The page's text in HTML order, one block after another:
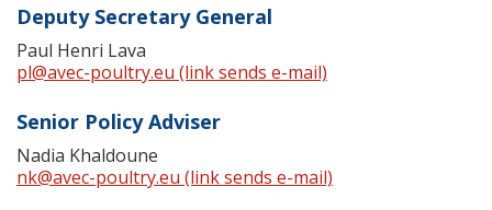
Deputy Secretary General
Paul Henri Lava
pl@avec-poultry.eu (link sends e-mail)
Senior Policy Adviser
Nadia Khaldoune
nk@avec-poultry.eu (link sends e-mail)